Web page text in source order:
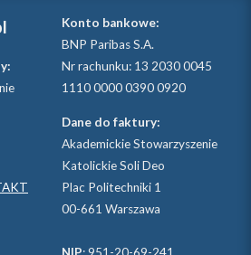
Konto bankowe:
BNP Paribas S.A.
Nr rachunku: 13 2030 0045
1110 0000 0390 0920
Dane do faktury:
Akademickie Stowarzyszenie
Katolickie Soli Deo
Plac Politechniki 1
00-661 Warszawa